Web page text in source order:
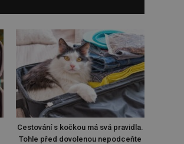
Cestování s kočkou má svá pravidla.
Tohle před dovolenou nepodceňte